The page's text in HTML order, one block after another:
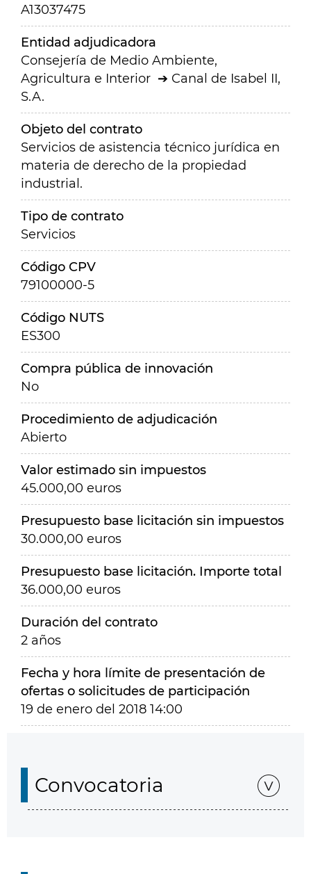
A13037475
Entidad adjudicadora
Consejería de Medio Ambiente,
Agricultura e Interior
Canal de Isabel II,
S.A.
Objeto del contrato
Servicios de asistencia técnico jurídica en
materia de derecho de la propiedad
industrial.
Tipo de contrato
Servicios
Código CPV
79100000-5
Código NUTS
ES300
Compra pública de innovación
No
Procedimiento de adjudicación
Abierto
Valor estimado sin impuestos
45.000,00 euros
Presupuesto base licitación sin impuestos
30.000,00 euros
Presupuesto base licitación. Importe total
36.000,00 euros
Duración del contrato
2 años
Fecha y hora límite de presentación de
ofertas o solicitudes de participación
19 de enero del 2018 14:00
Convocatoria